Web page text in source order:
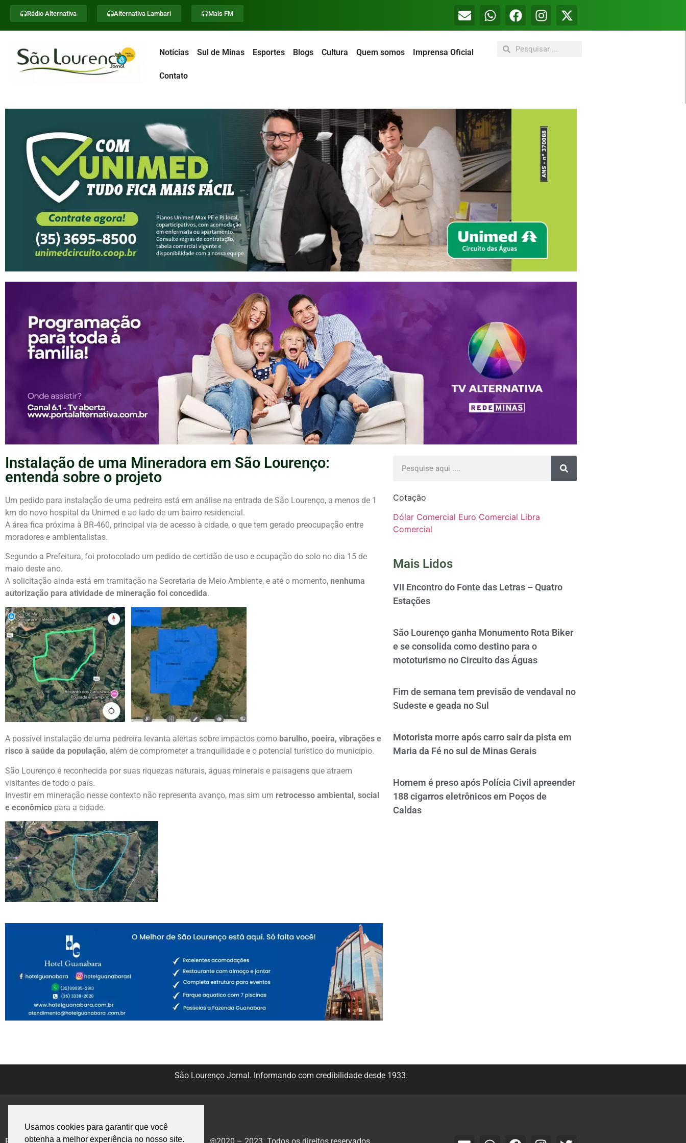
Usamos cookies para garantir que você
obtenha a melhor experiência no nosso site.
Rádio Alternativa Alternativa Lambari Mais FM
Notícias Sul de Minas Esportes Blogs Cultura Quem somos Imprensa Oficial
Contato
Instalação de uma Mineradora em São Lourenço:
entenda sobre o projeto
Um pedido para instalação de uma pedreira está em análise na entrada de São Lourenço, a menos de 1
km do novo hospital da Unimed e ao lado de um bairro residencial.
A área fica próxima à BR-460, principal via de acesso à cidade, o que tem gerado preocupação entre
moradores e ambientalistas.
Segundo a Prefeitura, foi protocolado um pedido de certidão de uso e ocupação do solo no dia 15 de
maio deste ano.
A solicitação ainda está em tramitação na Secretaria de Meio Ambiente, e até o momento, nenhuma
autorização para atividade de mineração foi concedida.
A possível instalação de uma pedreira levanta alertas sobre impactos como barulho, poeira, vibrações e
risco à saúde da população, além de comprometer a tranquilidade e o potencial turístico do município.
São Lourenço é reconhecida por suas riquezas naturais, águas minerais e paisagens que atraem
visitantes de todo o país.
Investir em mineração nesse contexto não representa avanço, mas sim um retrocesso ambiental, social
e econômico para a cidade.
Cotação
Dólar Comercial Euro Comercial Libra
Comercial
Mais Lidos
VII Encontro do Fonte das Letras – Quatro
Estações
São Lourenço ganha Monumento Rota Biker
e se consolida como destino para o
mototurismo no Circuito das Águas
Fim de semana tem previsão de vendaval no
Sudeste e geada no Sul
Motorista morre após carro sair da pista em
Maria da Fé no sul de Minas Gerais
Homem é preso após Polícia Civil apreender
188 cigarros eletrônicos em Poços de
Caldas
São Lourenço Jornal. Informando com credibilidade desde 1933.
Politica de Privacidade @2020 – 2023. Todos os direitos reservados.